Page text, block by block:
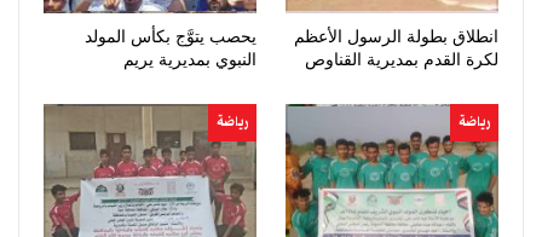
انطلاق بطولة الرسول الأعظم
لكرة القدم بمديرية القناوص
يحصب يتوَّج بكأس المولد
النبوي بمديرية يريم
رياضة رياضة